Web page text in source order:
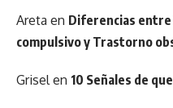
Areta en Diferencias
compulsivo y Trastorno
Grisel en 10 Señales de